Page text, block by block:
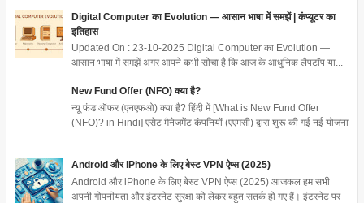
Digital Computer का Evolution — आसान भाषा में समझें | कंप्यूटर का
इतिहास
Updated On : 23-10-2025 Digital Computer का Evolution —
आसान भाषा में समझें अगर आपने कभी सोचा है कि आज के आधुनिक लैपटॉप या...
New Fund Offer (NFO) क्या है?
न्यू फंड ऑफर (एनएफओ) क्या है? हिंदी में [What is New Fund Offer
(NFO)? in Hindi] एसेट मैनेजमेंट कंपनियों (एएमसी) द्वारा शुरू की गई नई योजना
Android और iPhone के लिए बेस्ट VPN ऐप्स (2025)
Android और iPhone के लिए बेस्ट VPN ऐप्स (2025) आजकल हम सभी
अपनी गोपनीयता और इंटरनेट सुरक्षा को लेकर बहुत सतर्क हो गए हैं। इंटरनेट पर